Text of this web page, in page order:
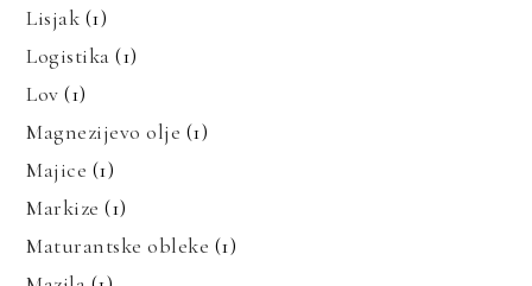
Lisjak (1)
Logistika (1)
Lov (1)
Magnezijevo olje (1)
Majice (1)
Markize (1)
Maturantske obleke (1)